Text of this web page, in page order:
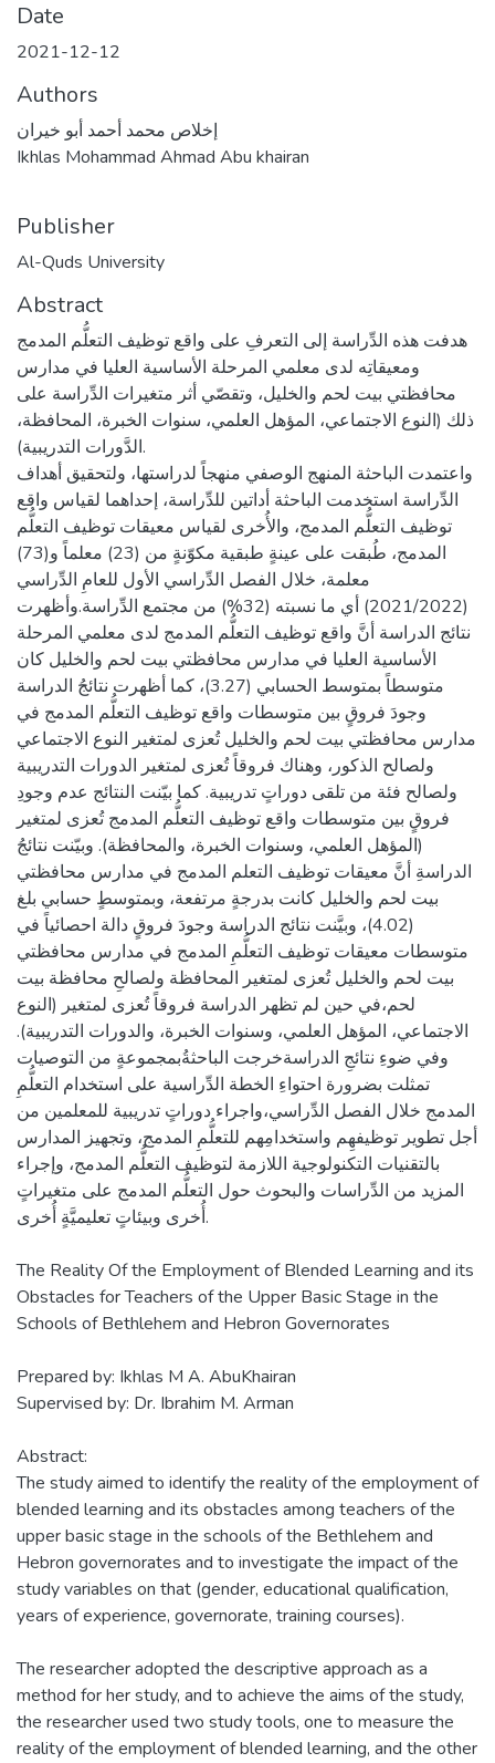
Date
2021-12-12
Authors
إخلاص محمد أحمد أبو خيران
Ikhlas Mohammad Ahmad Abu khairan
Publisher
Al-Quds University
Abstract
هدفت هذه الدِّراسة إلى التعرفِ على واقع توظيف التعلُّم المدمج
ومعيقاتِه لدى معلمي المرحلة الأساسية العليا في مدارس
محافظتي بيت لحم والخليل، وتقصّي أثر متغيرات الدِّراسة على
ذلك (النوع الاجتماعي، المؤهل العلمي، سنوات الخبرة، المحافظة،
الدَّورات التدريبية).
واعتمدت الباحثة المنهج الوصفي منهجاً لدراستها، ولتحقيق أهداف
الدِّراسة استخدمت الباحثة أداتين للدِّراسة، إحداهما لقياس واقع
توظيف التعلُّم المدمج، والأُخرى لقياس معيقات توظيف التعلُّم
المدمج، طُبقت على عينةٍ طبقية مكوّنةٍ من (23) معلماً و(73)
معلمة، خلال الفصل الدِّراسي الأول للعامِ الدِّراسي
(2021/2022) أي ما نسبته (32%) من مجتمع الدِّراسة.وأظهرت
نتائج الدراسة أنَّ واقع توظيف التعلُّم المدمج لدى معلمي المرحلة
الأساسية العليا في مدارس محافظتي بيت لحم والخليل كان
متوسطاً بمتوسط الحسابي (3.27)، كما أظهرت نتائجُ الدراسة
وجودَ فروقٍ بين متوسطات واقع توظيف التعلُّم المدمج في
مدارس محافظتي بيت لحم والخليل تُعزى لمتغير النوع الاجتماعي
ولصالح الذكور، وهناك فروقاً تُعزى لمتغير الدورات التدريبية
ولصالح فئة من تلقى دوراتٍ تدريبية. كما بيّنت النتائج عدم وجودِ
فروقٍ بين متوسطات واقع توظيف التعلُّم المدمج تُعزى لمتغير
(المؤهل العلمي، وسنوات الخبرة، والمحافظة). وبيّنت نتائجُ
الدراسةِ أنَّ معيقات توظيف التعلم المدمج في مدارس محافظتي
بيت لحم والخليل كانت بدرجةٍ مرتفعة، وبمتوسطٍ حسابي بلغ
(4.02)، وبيَّنت نتائج الدراسة وجودَ فروقٍ دالة احصائياً في
متوسطات معيقات توظيف التعلُّمِ المدمج في مدارس محافظتي
بيت لحم والخليل تُعزى لمتغير المحافظة ولصالحِ محافظة بيت
لحم،في حين لم تظهر الدراسة فروقاً تُعزى لمتغير (النوع
الاجتماعي، المؤهل العلمي، وسنوات الخبرة، والدورات التدريبية).
وفي ضوءِ نتائجِ الدراسةخرجت الباحثةُبمجموعةٍ من التوصيات
تمثلت بضرورة احتواءِ الخطة الدِّراسية على استخدام التعلُّمِ
المدمج خلال الفصل الدِّراسي،واجراء دوراتٍ تدريبية للمعلمين من
أجل تطوير توظيفهِم واستخدامِهم للتعلُّمِ المدمج، وتجهيز المدارس
بالتقنيات التكنولوجية اللازمة لتوظيف التعلُّم المدمج، وإجراء
المزيد من الدِّراسات والبحوث حول التعلُّم المدمج على متغيراتٍ
أُخرى وبيئاتٍ تعليميَّةٍ أُخرى.
The Reality Of the Employment of Blended Learning and its
Obstacles for Teachers of the Upper Basic Stage in the
Schools of Bethlehem and Hebron Governorates
Prepared by: Ikhlas M A. AbuKhairan
Supervised by: Dr. Ibrahim M. Arman
Abstract:
The study aimed to identify the reality of the employment of
blended learning and its obstacles among teachers of the
upper basic stage in the schools of the Bethlehem and
Hebron governorates and to investigate the impact of the
study variables on that (gender, educational qualification,
years of experience, governorate, training courses).
The researcher adopted the descriptive approach as a
method for her study, and to achieve the aims of the study,
the researcher used two study tools, one to measure the
reality of the employment of blended learning, and the other